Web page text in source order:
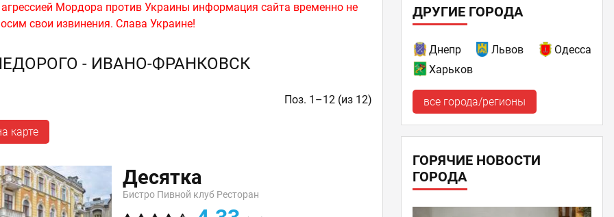
агрессией Мордора против Украины информация сайта временно не
свои извинения. Слава Украине!
- ИВАНО-ФРАНКОВСК
Поз. 1–12 (из 12)
карте
Десятка
Бистро Пивной клуб Ресторан
ДРУГИЕ ГОРОДА
Днепр Львов
Одесса
Харьков
все города/регионы
ГОРЯЧИЕ НОВОСТИ
ГОРОДА